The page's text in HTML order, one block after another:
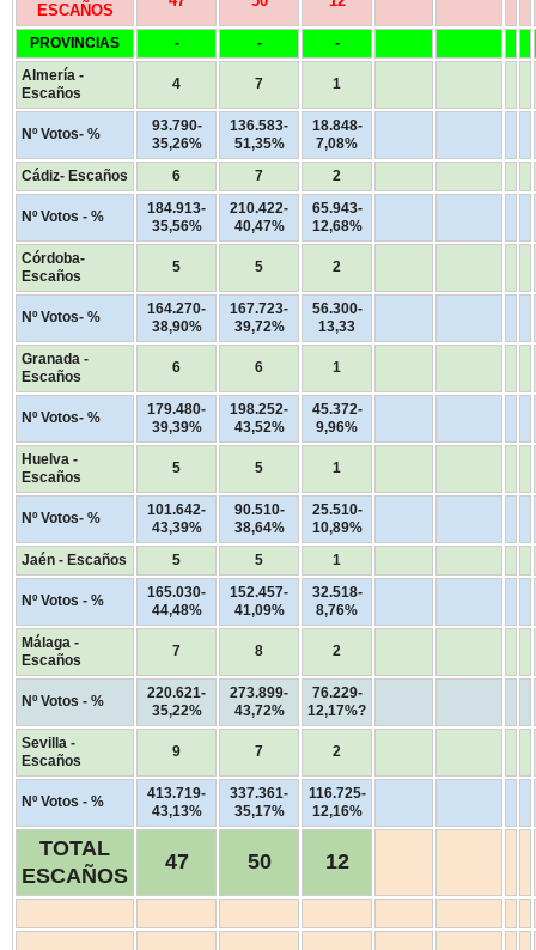
ESCAÑOS
PROVINCIAS - -
-
Almería -
Escaños
4 7 1
Nº Votos- %
93.790-
35,26%
136.583-
51,35%
18.848-
7,08%
Cádiz- Escaños
6 7 2
Nº Votos - %
184.913-
35,56%
210.422-
40,47%
65.943-
12,68%
Córdoba-
Escaños
5 5 2
Nº Votos- %
164.270-
38,90%
167.723-
39,72%
56.300-
13,33
Granada -
Escaños
6 6 1
Nº Votos- %
179.480-
39,39%
198.252-
43,52%
45.372-
9,96%
Huelva -
Escaños
5 5 1
Nº Votos- %
101.642-
43,39%
90.510-
38,64%
25.510-
10,89%
Jaén - Escaños
5 5 1
Nº Votos - %
165.030-
44,48%
152.457-
41,09%
32.518-
8,76%
Málaga -
Escaños
7 8 2
Nº Votos - %
220.621-
35,22%
273.899-
43,72%
76.229-
12,17%?
Sevilla -
Escaños
9 7 2
Nº Votos - %
413.719-
43,13%
337.361-
35,17%
116.725-
12,16%
TOTAL
ESCAÑOS
47 50 12